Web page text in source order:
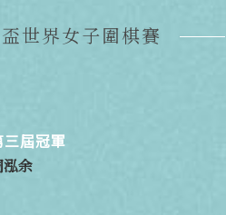
世界女子圍棋賽
三屆冠軍
泓余